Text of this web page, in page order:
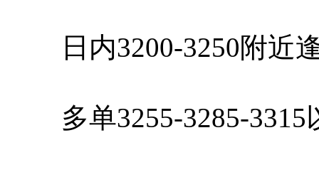
日内3200-3250附近
多单3255-3285-3315